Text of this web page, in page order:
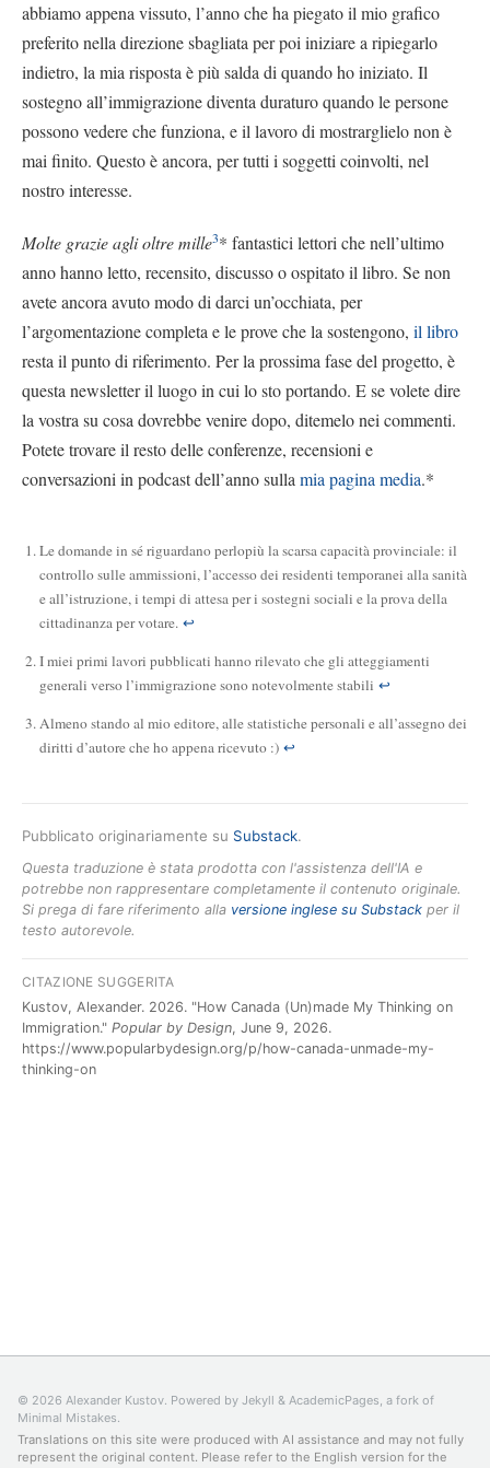
abbiamo appena vissuto, l’anno che ha piegato il mio grafico
preferito nella direzione sbagliata per poi iniziare a ripiegarlo
indietro, la mia risposta è più salda di quando ho iniziato. Il
sostegno all’immigrazione diventa duraturo quando le persone
possono vedere che funziona, e il lavoro di mostrarglielo non è
mai finito. Questo è ancora, per tutti i soggetti coinvolti, nel
nostro interesse.
Molte grazie agli oltre mille3* fantastici lettori che nell’ultimo
anno hanno letto, recensito, discusso o ospitato il libro. Se non
avete ancora avuto modo di darci un’occhiata, per
l’argomentazione completa e le prove che la sostengono, il libro
resta il punto di riferimento. Per la prossima fase del progetto, è
questa newsletter il luogo in cui lo sto portando. E se volete dire
la vostra su cosa dovrebbe venire dopo, ditemelo nei commenti.
Potete trovare il resto delle conferenze, recensioni e
conversazioni in podcast dell’anno sulla mia pagina media.*
Le domande in sé riguardano perlopiù la scarsa capacità provinciale: il
controllo sulle ammissioni, l’accesso dei residenti temporanei alla sanità
e all’istruzione, i tempi di attesa per i sostegni sociali e la prova della
cittadinanza per votare. ↩
I miei primi lavori pubblicati hanno rilevato che gli atteggiamenti
generali verso l’immigrazione sono notevolmente stabili ↩
Almeno stando al mio editore, alle statistiche personali e all’assegno dei
diritti d’autore che ho appena ricevuto :) ↩
Pubblicato originariamente su Substack.
Questa traduzione è stata prodotta con l'assistenza dell'IA e
potrebbe non rappresentare completamente il contenuto originale.
Si prega di fare riferimento alla versione inglese su Substack per il
testo autorevole.
CITAZIONE SUGGERITA
Kustov, Alexander. 2026. "How Canada (Un)made My Thinking on
Immigration." Popular by Design, June 9, 2026.
https://www.popularbydesign.org/p/how-canada-unmade-my-
thinking-on
© 2026 Alexander Kustov. Powered by Jekyll & AcademicPages, a fork of
Minimal Mistakes.
Translations on this site were produced with AI assistance and may not fully
represent the original content. Please refer to the English version for the